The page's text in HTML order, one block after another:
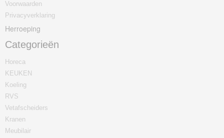
Voorwaarden
Privacyverklaring
Herroeping
Categorieën
Horeca
KEUKEN
Koeling
RVS
Vetafscheiders
Kranen
Meubilair